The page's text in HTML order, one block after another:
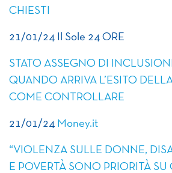
CHIESTI
21/01/24 Il Sole 24 ORE
STATO ASSEGNO DI
QUANDO ARRIVA L’ESITO
COME CONTROLLARE
21/01/24 Money.it
“VIOLENZA SULLE DONNE,
E POVERTÀ SONO PRIORITÀ SU